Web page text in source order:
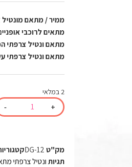
ממיר / מתאם מונטיל
מתאים לרוכבי
מתאם ונטיל צרפתי
מתאם ונטיל צרפתי
2 במלאי
+
-
מק"ט DG-12
תגיותונטיל צרפתי